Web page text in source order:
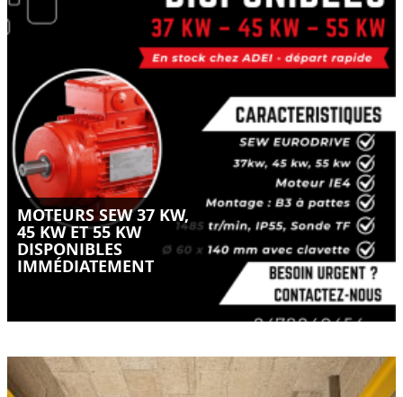
MOTEURS SEW 37 KW,
45 KW ET 55 KW
DISPONIBLES
IMMÉDIATEMENT
Moteurs SEW Eurodrive IE4 disponibles en stock chez ADEI-
Puissances 37 kW, 45 kW et 55 kW – départ rapide.
LIRE LA SUITE